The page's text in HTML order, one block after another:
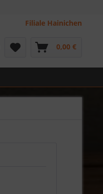
Filiale Hainichen
0,00 €